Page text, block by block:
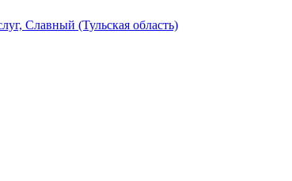
Славный (Тульская область)